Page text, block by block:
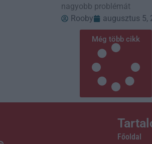
nagyobb problémát
Rooby
augusztus 5,
Még több cikk
Főoldal